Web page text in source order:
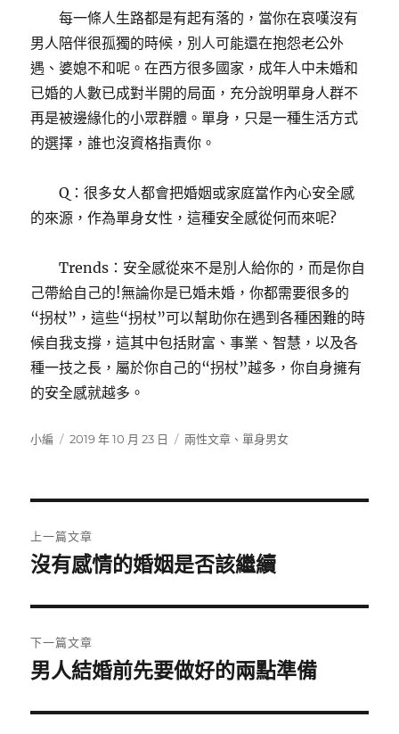
每一條人生路都是有起有落的，當你在哀嘆沒有
男人陪伴很孤獨的時候，別人可能還在抱怨老公外
遇、婆媳不和呢。在西方很多國家，成年人中未婚和
已婚的人數已成對半開的局面，充分說明單身人群不
再是被邊緣化的小眾群體。單身，只是一種生活方式
的選擇，誰也沒資格指責你。
Q：很多女人都會把婚姻或家庭當作內心安全感
的來源，作為單身女性，這種安全感從何而來呢?
Trends：安全感從來不是別人給你的，而是你自
己帶給自己的!無論你是已婚未婚，你都需要很多的
“拐杖”，這些“拐杖”可以幫助你在遇到各種困難的時
候自我支撐，這其中包括財富、事業、智慧，以及各
種一技之長，屬於你自己的“拐杖”越多，你自身擁有
的安全感就越多。
作
小編
發
2019 年 10 月 23 日
分
兩性文章 、 單身男女
章
覽
上一篇文章
上
篇
文
章:
沒有感情的婚姻是否該繼續
下一篇文章
下
篇
男人結婚前先要做好的兩點準備